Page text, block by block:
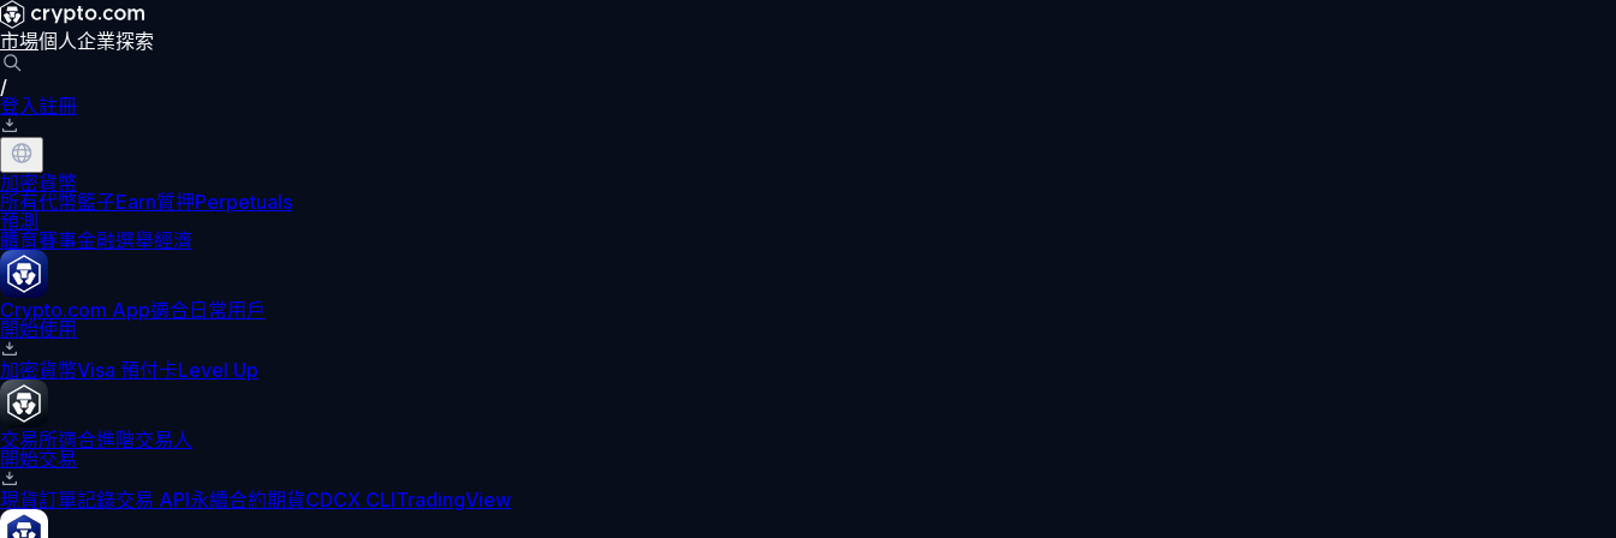
市場個人企業探索
/
登入註冊
加密貨幣
所有代幣籃子Earn質押Perpetuals
預測
體育賽事金融選舉經濟
Crypto.com App適合日常用戶
開始使用
加密貨幣Visa 預付卡Level Up
交易所適合進階交易人
開始交易
現貨訂單記錄交易 API永續合約期貨CDCX CLITradingView